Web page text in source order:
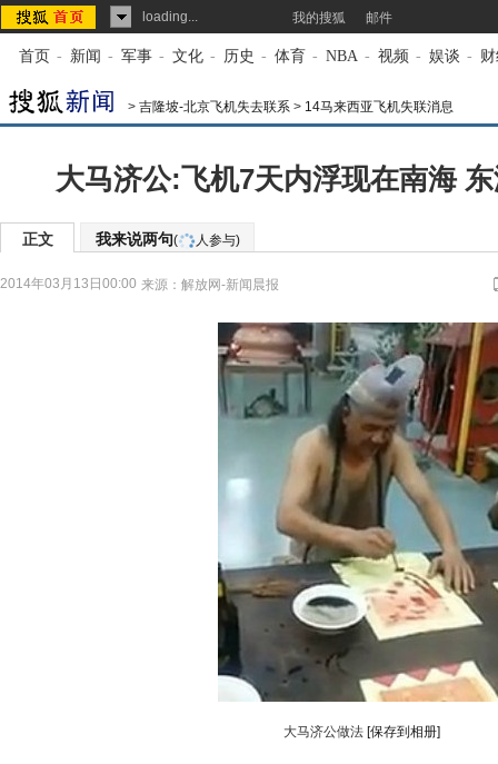
loading... 我的搜狐 邮件
首页 - 新闻 - 军事 - 文化 - 历史 - 体育 - NBA - 视频 - 娱谈 -
> 吉隆坡-北京飞机失去联系 > 14马来西亚飞机失联消息
大马济公:飞机7天内浮现在南海
正文 我来说两句( 人参与)
2014年03月13日00:00 来源： 解放网-新闻晨报
大马济公做法 [保存到相册]